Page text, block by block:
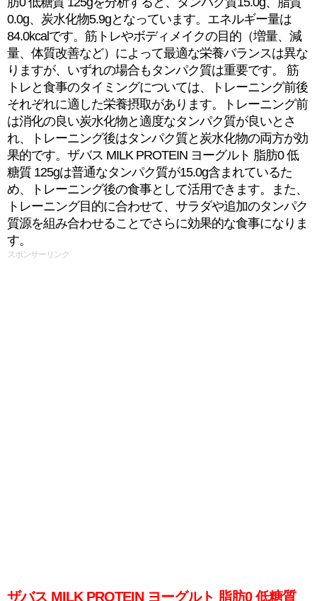
0.0g、炭水化物5.9gとなっています。エネルギー量は
84.0kcalです。筋トレやボディメイクの目的（増量、減
量、体質改善など）によって最適な栄養バランスは異な
りますが、いずれの場合もタンパク質は重要です。 筋
トレと食事のタイミングについては、トレーニング前後
それぞれに適した栄養摂取があります。トレーニング前
は消化の良い炭水化物と適度なタンパク質が良いとさ
れ、トレーニング後はタンパク質と炭水化物の両方が効
果的です。ザバス MILK PROTEIN ヨーグルト 脂肪0 低
糖質 125gは普通なタンパク質が15.0g含まれているた
め、トレーニング後の食事として活用できます。また、
トレーニング目的に合わせて、サラダや追加のタンパク
質源を組み合わせることでさらに効果的な食事になりま
す。
スポンサーリンク
ザバス MILK PROTEIN ヨーグルト 脂肪0 低糖質